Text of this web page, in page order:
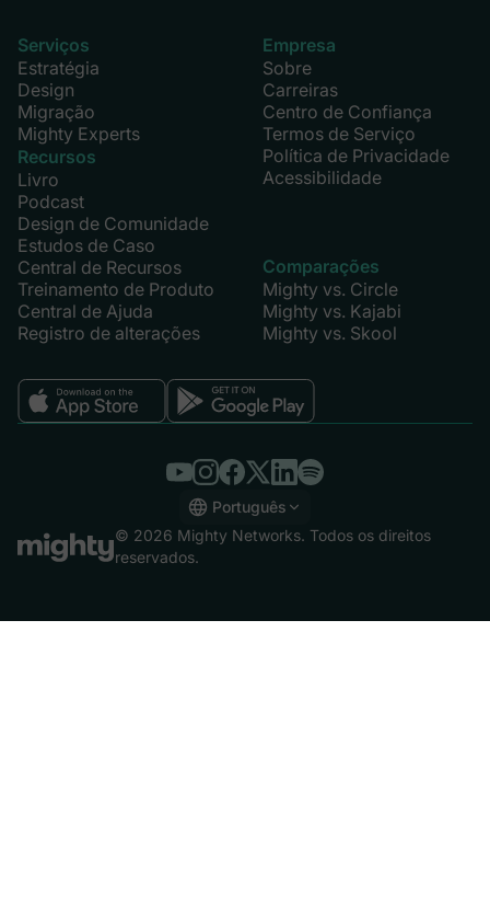
Serviços
Estratégia
Design
Migração
Mighty Experts
Recursos
Livro
Podcast
Design de Comunidade
Estudos de Caso
Central de Recursos
Treinamento de Produto
Central de Ajuda
Registro de alterações
Empresa
Sobre
Carreiras
Centro de Confiança
Termos de Serviço
Política de Privacidade
Acessibilidade
Comparações
Mighty vs. Circle
Mighty vs. Kajabi
Mighty vs. Skool
Português
English
Español
© 2026 Mighty Networks. Todos os direitos
reservados.